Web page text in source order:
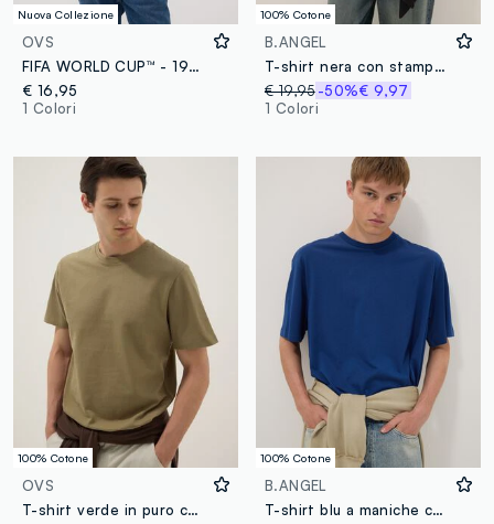
Nuova Collezione
OVS
FIFA WORLD CUP™ - 1970
€ 16,95
1 Colori
100% Cotone
B.ANGEL
T-shirt nera con stampa 2Pac in puro cotone relaxed fit
€ 19,95 -50%€ 9,97
1 Colori
100% Cotone
OVS
T-shirt verde in puro cotone a maniche corte
100% Cotone
B.ANGEL
T-shirt blu a maniche corte in puro cotone